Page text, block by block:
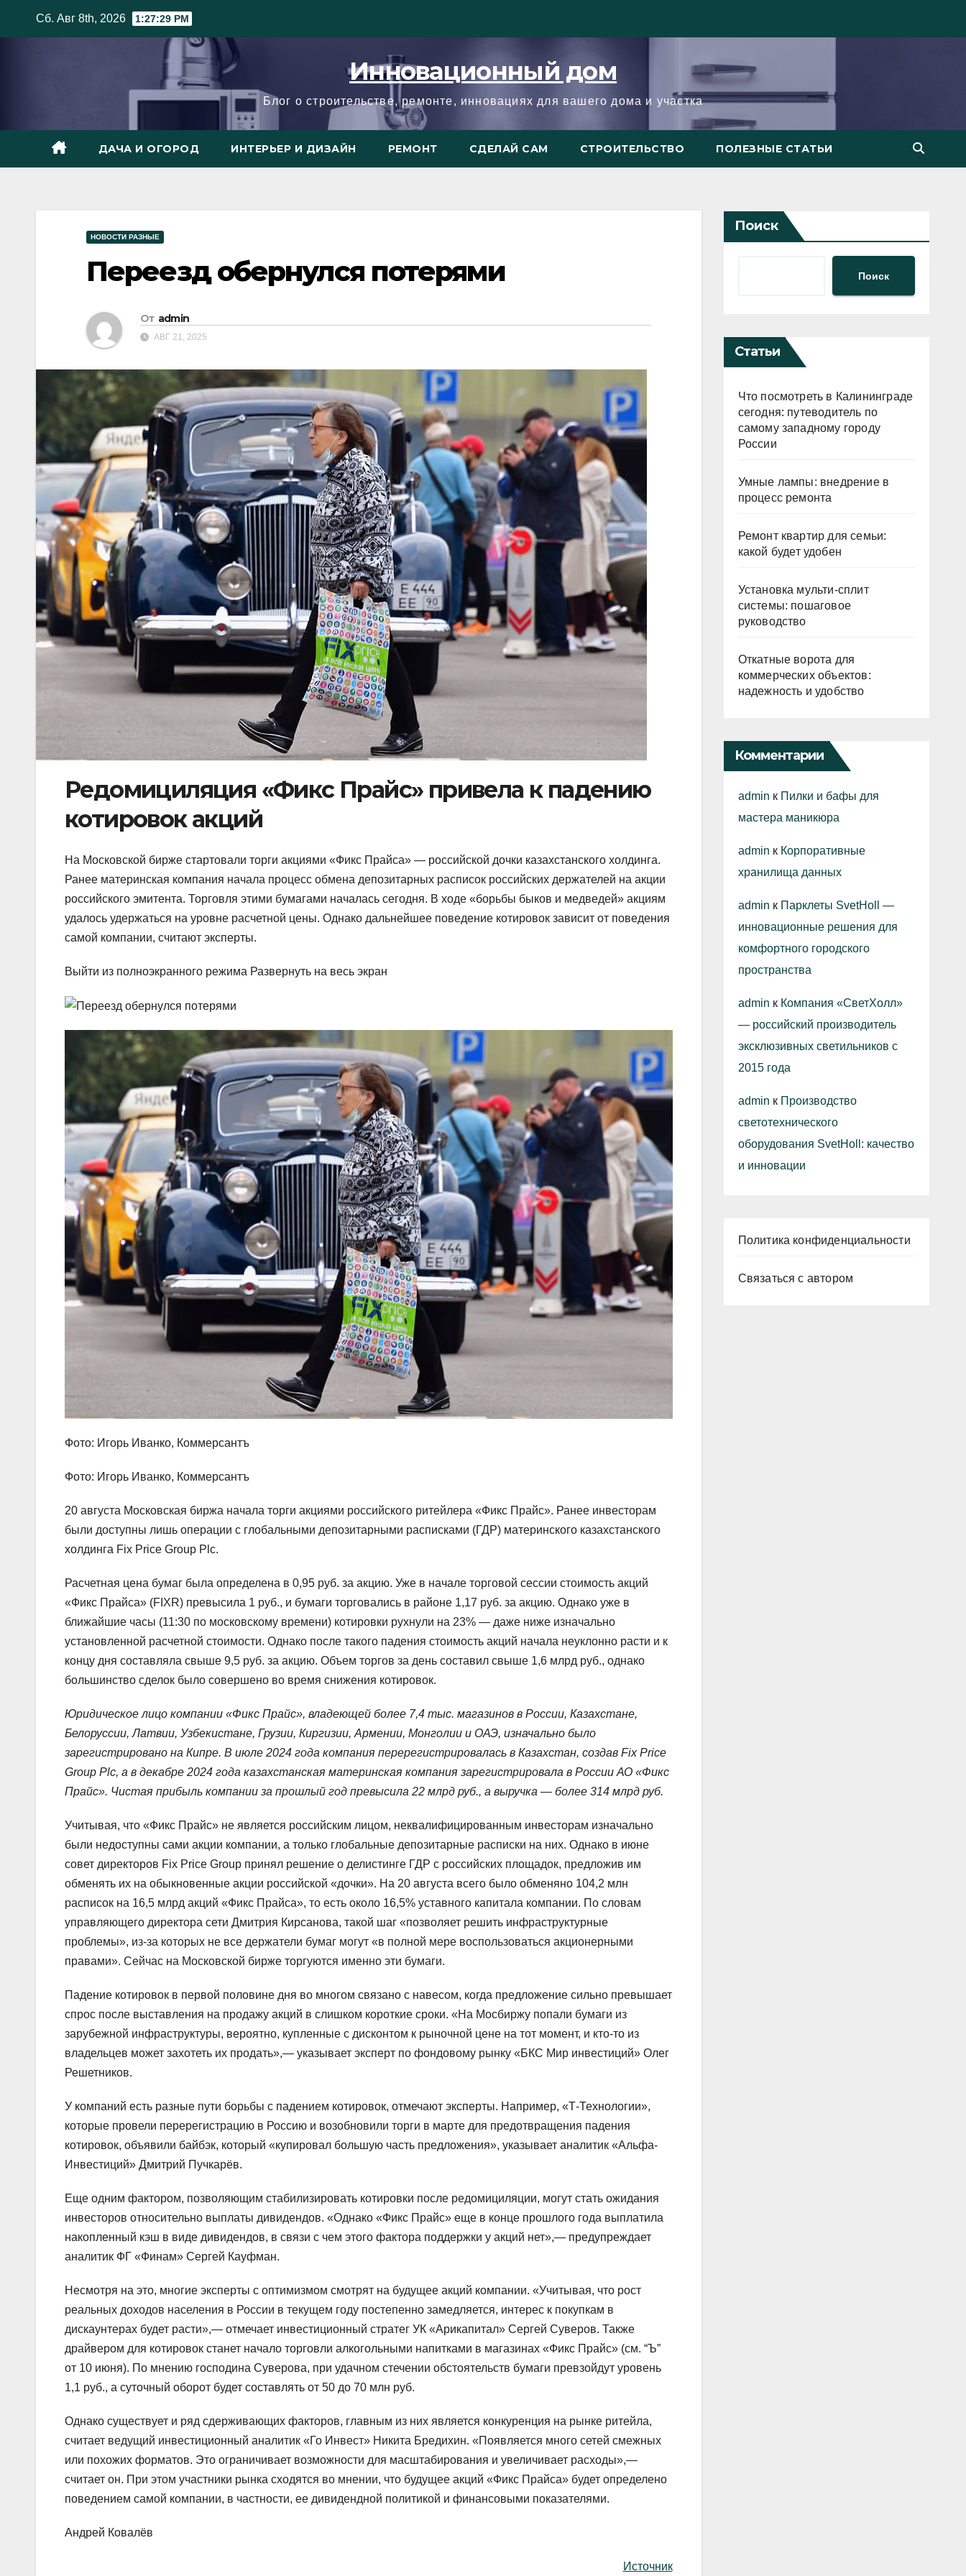
Сб. Авг 8th, 2026 1:27:31 PM
Инновационный дом
Блог о строительстве, ремонте, инновациях для вашего дома и участка
ДАЧА И ОГОРОД ИНТЕРЬЕР И ДИЗАЙН РЕМОНТ СДЕЛАЙ САМ СТРОИТЕЛЬСТВО ПОЛЕЗНЫЕ СТАТЬИ
НОВОСТИ РАЗНЫЕ
Переезд обернулся потерями
От admin
АВГ 21, 2025
Редомициляция «Фикс Прайс» привела к падению
котировок акций
На Московской бирже стартовали торги акциями «Фикс Прайса» — российской дочки казахстанского холдинга.
Ранее материнская компания начала процесс обмена депозитарных расписок российских держателей на акции
российского эмитента. Торговля этими бумагами началась сегодня. В ходе «борьбы быков и медведей» акциям
удалось удержаться на уровне расчетной цены. Однако дальнейшее поведение котировок зависит от поведения
самой компании, считают эксперты.
Выйти из полноэкранного режима Развернуть на весь экран
Фото: Игорь Иванко, Коммерсантъ
Фото: Игорь Иванко, Коммерсантъ
20 августа Московская биржа начала торги акциями российского ритейлера «Фикс Прайс». Ранее инвесторам
были доступны лишь операции с глобальными депозитарными расписками (ГДР) материнского казахстанского
холдинга Fix Price Group Plc.
Расчетная цена бумаг была определена в 0,95 руб. за акцию. Уже в начале торговой сессии стоимость акций
«Фикс Прайса» (FIXR) превысила 1 руб., и бумаги торговались в районе 1,17 руб. за акцию. Однако уже в
ближайшие часы (11:30 по московскому времени) котировки рухнули на 23% — даже ниже изначально
установленной расчетной стоимости. Однако после такого падения стоимость акций начала неуклонно расти и к
концу дня составляла свыше 9,5 руб. за акцию. Объем торгов за день составил свыше 1,6 млрд руб., однако
большинство сделок было совершено во время снижения котировок.
Юридическое лицо компании «Фикс Прайс», владеющей более 7,4 тыс. магазинов в России, Казахстане,
Белоруссии, Латвии, Узбекистане, Грузии, Киргизии, Армении, Монголии и ОАЭ, изначально было
зарегистрировано на Кипре. В июле 2024 года компания перерегистрировалась в Казахстан, создав Fix Price
Group Plc, а в декабре 2024 года казахстанская материнская компания зарегистрировала в России АО «Фикс
Прайс». Чистая прибыль компании за прошлый год превысила 22 млрд руб., а выручка — более 314 млрд руб.
Учитывая, что «Фикс Прайс» не является российским лицом, неквалифицированным инвесторам изначально
были недоступны сами акции компании, а только глобальные депозитарные расписки на них. Однако в июне
совет директоров Fix Price Group принял решение о делистинге ГДР с российских площадок, предложив им
обменять их на обыкновенные акции российской «дочки». На 20 августа всего было обменяно 104,2 млн
расписок на 16,5 млрд акций «Фикс Прайса», то есть около 16,5% уставного капитала компании. По словам
управляющего директора сети Дмитрия Кирсанова, такой шаг «позволяет решить инфраструктурные
проблемы», из-за которых не все держатели бумаг могут «в полной мере воспользоваться акционерными
правами». Сейчас на Московской бирже торгуются именно эти бумаги.
Падение котировок в первой половине дня во многом связано с навесом, когда предложение сильно превышает
спрос после выставления на продажу акций в слишком короткие сроки. «На Мосбиржу попали бумаги из
зарубежной инфраструктуры, вероятно, купленные с дисконтом к рыночной цене на тот момент, и кто-то из
владельцев может захотеть их продать»,— указывает эксперт по фондовому рынку «БКС Мир инвестиций» Олег
Решетников.
У компаний есть разные пути борьбы с падением котировок, отмечают эксперты. Например, «Т-Технологии»,
которые провели перерегистрацию в Россию и возобновили торги в марте для предотвращения падения
котировок, объявили байбэк, который «купировал большую часть предложения», указывает аналитик «Альфа-
Инвестиций» Дмитрий Пучкарёв.
Еще одним фактором, позволяющим стабилизировать котировки после редомициляции, могут стать ожидания
инвесторов относительно выплаты дивидендов. «Однако «Фикс Прайс» еще в конце прошлого года выплатила
накопленный кэш в виде дивидендов, в связи с чем этого фактора поддержки у акций нет»,— предупреждает
аналитик ФГ «Финам» Сергей Кауфман.
Несмотря на это, многие эксперты с оптимизмом смотрят на будущее акций компании. «Учитывая, что рост
реальных доходов населения в России в текущем году постепенно замедляется, интерес к покупкам в
дискаунтерах будет расти»,— отмечает инвестиционный стратег УК «Арикапитал» Сергей Суверов. Также
драйвером для котировок станет начало торговли алкогольными напитками в магазинах «Фикс Прайс» (см. “Ъ”
от 10 июня). По мнению господина Суверова, при удачном стечении обстоятельств бумаги превзойдут уровень
1,1 руб., а суточный оборот будет составлять от 50 до 70 млн руб.
Однако существует и ряд сдерживающих факторов, главным из них является конкуренция на рынке ритейла,
считает ведущий инвестиционный аналитик «Го Инвест» Никита Бредихин. «Появляется много сетей смежных
или похожих форматов. Это ограничивает возможности для масштабирования и увеличивает расходы»,—
считает он. При этом участники рынка сходятся во мнении, что будущее акций «Фикс Прайса» будет определено
поведением самой компании, в частности, ее дивидендной политикой и финансовыми показателями.
Андрей Ковалёв
Источник
Поиск
Поиск
Статьи
Что посмотреть в Калининграде
сегодня: путеводитель по
самому западному городу
России
Умные лампы: внедрение в
процесс ремонта
Ремонт квартир для семьи:
какой будет удобен
Установка мульти-сплит
системы: пошаговое
руководство
Откатные ворота для
коммерческих объектов:
надежность и удобство
Комментарии
admin к Пилки и бафы для
мастера маникюра
admin к Корпоративные
хранилища данных
admin к Парклеты SvetHoll —
инновационные решения для
комфортного городского
пространства
admin к Компания «СветХолл»
— российский производитель
эксклюзивных светильников с
2015 года
admin к Производство
светотехнического
оборудования SvetHoll: качество
и инновации
Политика конфиденциальности
Связаться с автором